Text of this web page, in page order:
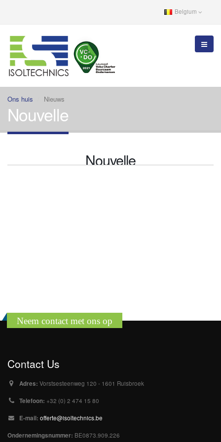
Belgium
Ons huis Nieuws
Nouvelle
Nouvelle
Neem contact met ons op
Contact Us
Adres: Vorstsesteenweg 120 - 1601 Ruisbroek
Telefoon: +32 (0) 2 474 15 80
E-mail: offerte@isoltechnics.be
Ondernemingsnummer: BE0873.909.226